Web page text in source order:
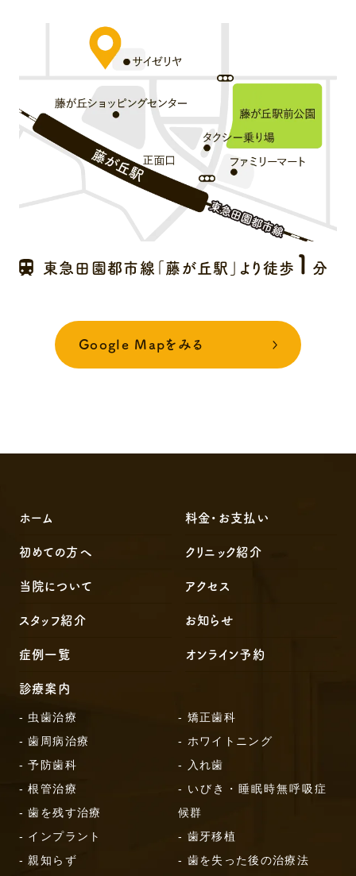
東急田園都市線「藤が丘駅」より徒歩 1 分
Google Mapをみる
ホーム
初めての方へ
当院について
スタッフ紹介
症例一覧
料金・お支払い
クリニック紹介
アクセス
お知らせ
オンライン予約
診療案内
- 虫歯治療
- 歯周病治療
- 予防歯科
- 根管治療
- 歯を残す治療
- インプラント
- 親知らず
- 矯正歯科
- ホワイトニング
- 入れ歯
- いびき・睡眠時無呼吸症
候群
- 歯牙移植
- 歯を失った後の治療法